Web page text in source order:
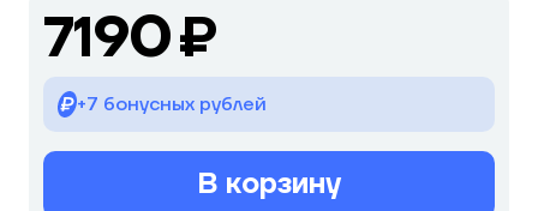
7190 ₽
+7 бонусных рублей
В корзину